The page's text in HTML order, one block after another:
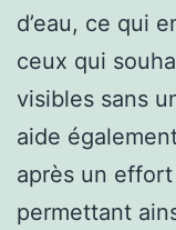
d’eau, ce qui
ceux qui
visibles sans
aide
après un
permettant